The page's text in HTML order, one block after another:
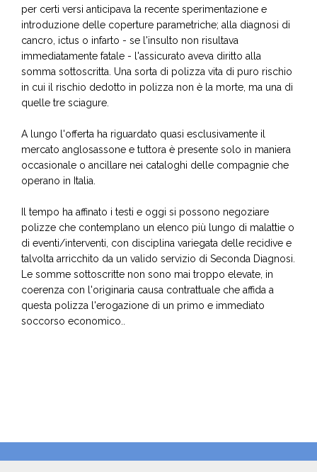
per certi versi anticipava la recente sperimentazione e
introduzione delle coperture parametriche; alla diagnosi di
cancro, ictus o infarto - se l'insulto non risultava
immediatamente fatale - l'assicurato aveva diritto alla
somma sottoscritta. Una sorta di polizza vita di puro rischio
in cui il rischio dedotto in polizza non è la morte, ma una di
quelle tre sciagure.
A lungo l'offerta ha riguardato quasi esclusivamente il
mercato anglosassone e tuttora è presente solo in maniera
occasionale o ancillare nei cataloghi delle compagnie che
operano in Italia.
Il tempo ha affinato i testi e oggi si possono negoziare
polizze che contemplano un elenco più lungo di malattie o
di eventi/interventi, con disciplina variegata delle recidive e
talvolta arricchito da un valido servizio di Seconda Diagnosi.
Le somme sottoscritte non sono mai troppo elevate, in
coerenza con l'originaria causa contrattuale che affida a
questa polizza l'erogazione di un primo e immediato
soccorso economico..